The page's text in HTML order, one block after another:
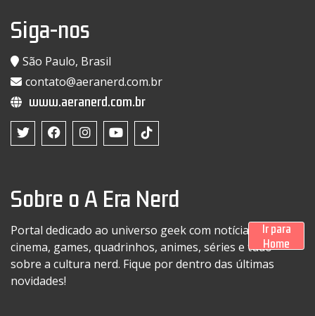
Siga-nos
São Paulo, Brasil
contato@aeranerd.com.br
www.aeranerd.com.br
Sobre o A Era Nerd
Portal dedicado ao universo geek com notícias sobre
cinema, games, quadrinhos, animes, séries e tudo
sobre a cultura nerd. Fique por dentro das últimas
novidades!
Ir para
Home